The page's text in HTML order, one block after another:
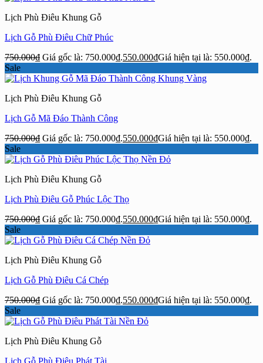
Lịch Phù Điêu Khung Gỗ
Lịch Gỗ Phù Điêu Chữ Phúc
750.000₫ Giá gốc là: 750.000₫.550.000₫Giá hiện tại là: 550.000₫.
Sale
Lịch Phù Điêu Khung Gỗ
Lịch Gỗ Mã Đáo Thành Công
750.000₫ Giá gốc là: 750.000₫.550.000₫Giá hiện tại là: 550.000₫.
Sale
Lịch Phù Điêu Khung Gỗ
Lịch Phù Điêu Gỗ Phúc Lộc Thọ
750.000₫ Giá gốc là: 750.000₫.550.000₫Giá hiện tại là: 550.000₫.
Sale
Lịch Phù Điêu Khung Gỗ
Lịch Gỗ Phù Điêu Cá Chép
750.000₫ Giá gốc là: 750.000₫.550.000₫Giá hiện tại là: 550.000₫.
Sale
Lịch Phù Điêu Khung Gỗ